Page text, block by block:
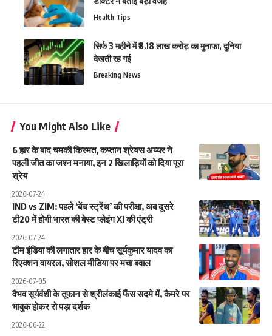
Health Tips
सिर्फ 3 महीने में ₹8.18 लाख करोड़ का मुनाफा, दुनिया
देखती रह गई
Breaking News
You Might Also Like
6 हार के बाद चमकी किस्मत, कप्तान श्रेयस अय्यर ने
पहली जीत का जश्न मनाया, इन 2 खिलाड़ियों को दिया पूरा
श्रेय
2026-07-24
IND vs ZIM: पहले ‘बेंच स्ट्रेंथ’ की परीक्षा, अब दूसरे
टी20 में होगी भारत की बेस्ट प्लेइंग XI की एंट्री
2026-07-24
टीम इंडिया की लगातार हार के बीच सूर्यकुमार यादव का
रिएक्शन वायरल, सोशल मीडिया पर मचा बवाल
2026-07-05
वैभव सूर्यवंशी के तूफान से श्रीलंकाई फैंस सदमे में, कैमरे पर
भावुक होकर रो पड़ा दर्शक
2026-06-22